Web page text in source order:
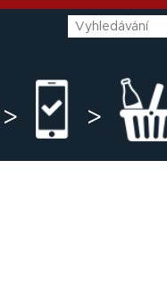
> >